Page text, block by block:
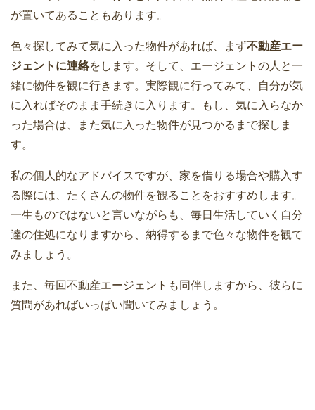
が置いてあることもあります。
色々探してみて気に入った物件があれば、まず不動産エー
ジェントに連絡をします。そして、エージェントの人と一
緒に物件を観に行きます。実際観に行ってみて、自分が気
に入ればそのまま手続きに入ります。もし、気に入らなか
った場合は、また気に入った物件が見つかるまで探しま
す。
私の個人的なアドバイスですが、家を借りる場合や購入す
る際には、たくさんの物件を観ることをおすすめします。
一生ものではないと言いながらも、毎日生活していく自分
達の住処になりますから、納得するまで色々な物件を観て
みましょう。
また、毎回不動産エージェントも同伴しますから、彼らに
質問があればいっぱい聞いてみましょう。